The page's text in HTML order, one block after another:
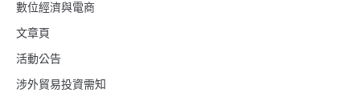
數位經濟與電商
文章頁
活動公告
涉外貿易投資需知